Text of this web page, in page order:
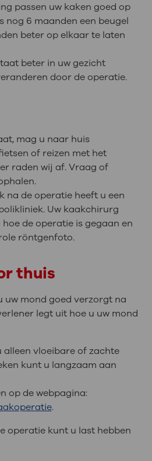
passen uw kaken goed op
nog 6 maanden een beugel
beter op elkaar te laten
beter in uw gezicht
door de operatie.
mag u naar huis
of reizen met het
raden wij af. Vraag of
na de operatie heeft u een
Uw kaakchirurg
de operatie is gegaan en
röntgenfoto.
thuis
uw mond goed verzorgt na
legt uit hoe u uw mond
alleen vloeibare of zachte
kunt u langzaam aan
op de webpagina:
.
operatie kunt u last hebben